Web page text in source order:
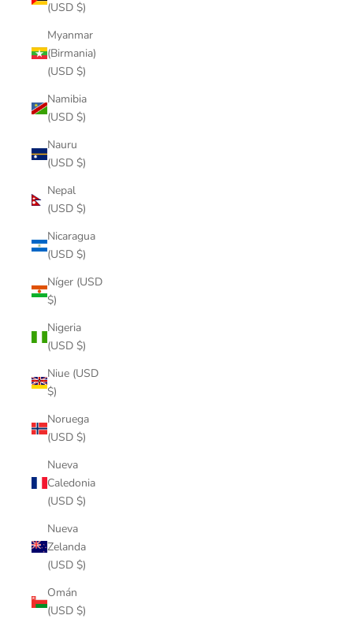
(USD $)
Myanmar
(Birmania)
(USD $)
Namibia
(USD $)
Nauru
(USD $)
Nepal
(USD $)
Nicaragua
(USD $)
Níger (USD
$)
Nigeria
(USD $)
Niue (USD
$)
Noruega
(USD $)
Nueva
Caledonia
(USD $)
Nueva
Zelanda
(USD $)
Omán
(USD $)